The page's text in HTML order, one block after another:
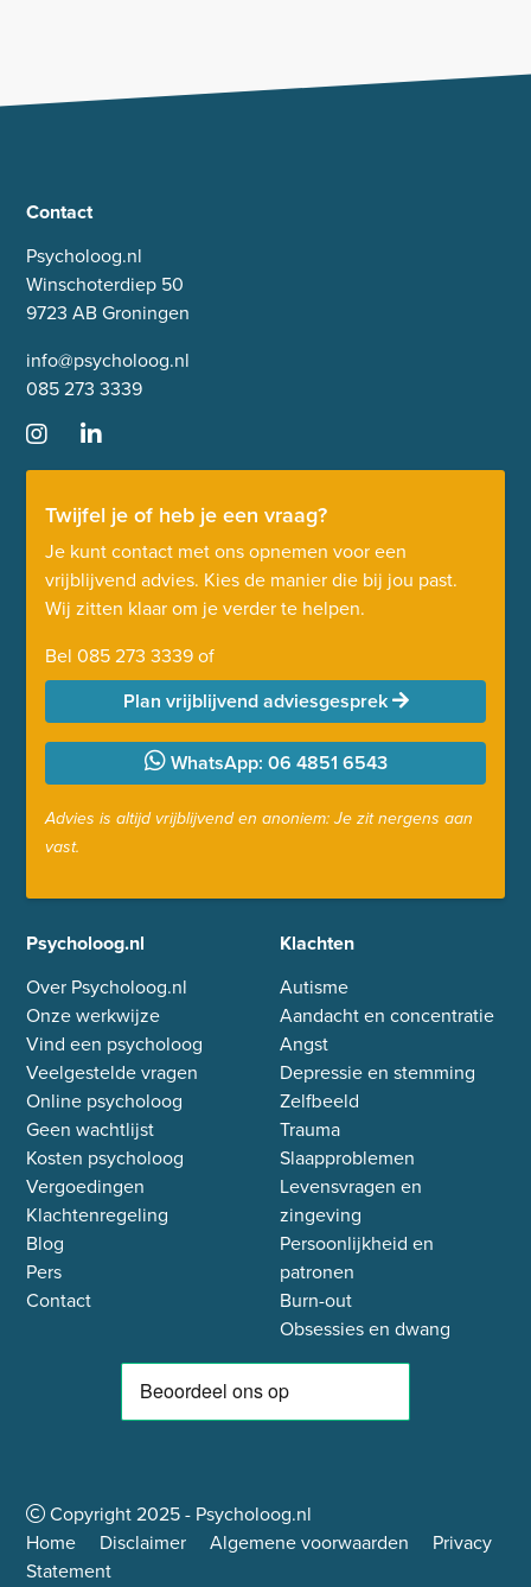
Contact
Psycholoog.nl
Winschoterdiep 50
9723 AB Groningen
info@psycholoog.nl
085 273 3339
Twijfel je of heb je een vraag?
Je kunt contact met ons opnemen voor een
vrijblijvend advies. Kies de manier die bij jou past.
Wij zitten klaar om je verder te helpen.
Bel 085 273 3339of
Plan vrijblijvend adviesgesprek
WhatsApp: 06 4851 6543
Advies is altijd vrijblijvend en anoniem: Je zit nergens aan
vast.
Psycholoog.nl
Over Psycholoog.nl
Onze werkwijze
Vind een psycholoog
Veelgestelde vragen
Online psycholoog
Geen wachtlijst
Kosten psycholoog
Vergoedingen
Klachtenregeling
Blog
Pers
Contact
Klachten
Autisme
Aandacht en concentratie
Angst
Depressie en stemming
Zelfbeeld
Trauma
Slaapproblemen
Levensvragen en
zingeving
Persoonlijkheid en
patronen
Burn-out
Obsessies en dwang
Copyright2025- Psycholoog.nl
Home
Disclaimer Algemene voorwaarden
Privacy
Statement